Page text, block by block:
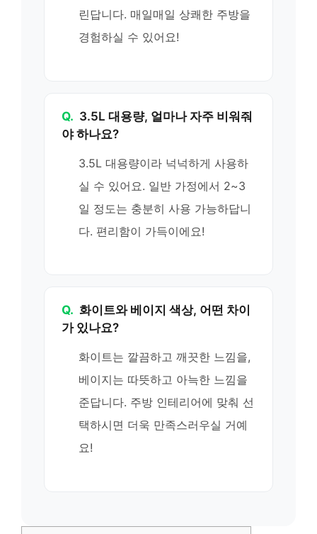
린답니다. 매일매일 상쾌한 주방을
경험하실 수 있어요!
Q. 3.5L 대용량, 얼마나 자주 비워줘
야 하나요?
3.5L 대용량이라 넉넉하게 사용하
실 수 있어요. 일반 가정에서 2~3
일 정도는 충분히 사용 가능하답니
다. 편리함이 가득이에요!
Q. 화이트와 베이지 색상, 어떤 차이
가 있나요?
화이트는 깔끔하고 깨끗한 느낌을,
베이지는 따뜻하고 아늑한 느낌을
준답니다. 주방 인테리어에 맞춰 선
택하시면 더욱 만족스러우실 거예
요!